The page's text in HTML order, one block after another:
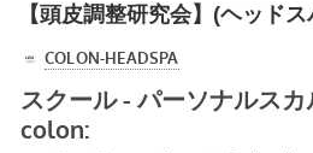
【頭皮調整研究会】(ヘッド